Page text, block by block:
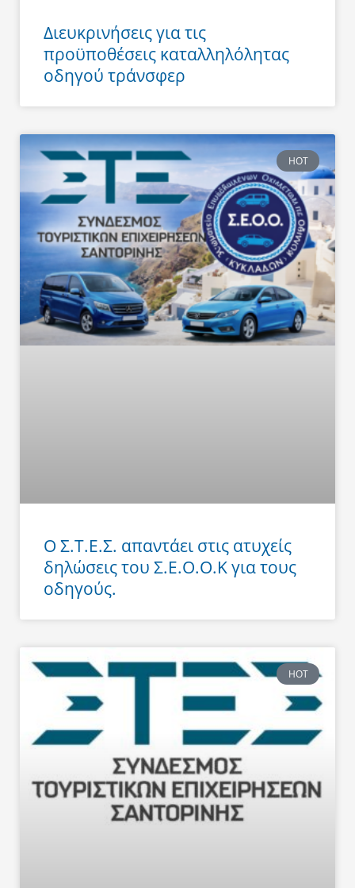
Διευκρινήσεις για τις
προϋποθέσεις καταλληλόλητας
οδηγού τράνσφερ
HOT
Ο Σ.Τ.Ε.Σ. απαντάει στις ατυχείς
δηλώσεις του Σ.Ε.Ο.Ο.Κ για τους
οδηγούς.
HOT